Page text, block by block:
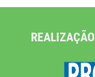
REALIZAÇÃO